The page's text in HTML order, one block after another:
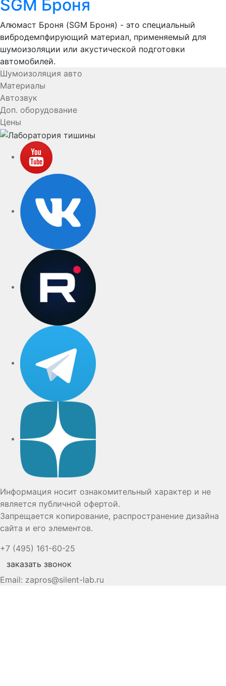
SGM Броня
Алюмаст Броня (SGM Броня) - это специальный
вибродемпфирующий материал, применяемый для
шумоизоляции или акустической подготовки
автомобилей.
Шумоизоляция авто
Материалы
Автозвук
Доп. оборудование
Цены
Информация носит ознакомительный характер и не
является публичной офертой.
Запрещается копирование, распространение дизайна
сайта и его элементов.
+7 (495) 161-60-25
заказать звонок
Email: zapros@silent-lab.ru